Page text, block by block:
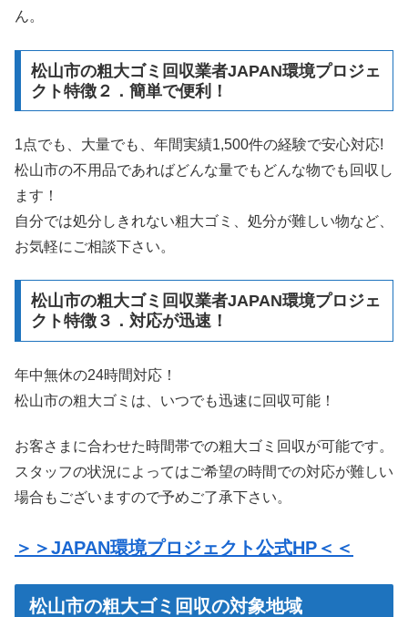
ん。
松山市の粗大ゴミ回収業者JAPAN環境プロジェ
クト特徴２．簡単で便利！
1点でも、大量でも、年間実績1,500件の経験で安心対応!
松山市の不用品であればどんな量でもどんな物でも回収し
ます！
自分では処分しきれない粗大ゴミ、処分が難しい物など、
お気軽にご相談下さい。
松山市の粗大ゴミ回収業者JAPAN環境プロジェ
クト特徴３．対応が迅速！
年中無休の24時間対応！
松山市の粗大ゴミは、いつでも迅速に回収可能！
お客さまに合わせた時間帯での粗大ゴミ回収が可能です。
スタッフの状況によってはご希望の時間での対応が難しい
場合もございますので予めご了承下さい。
＞＞JAPAN環境プロジェクト公式HP＜＜
松山市の粗大ゴミ回収の対象地域